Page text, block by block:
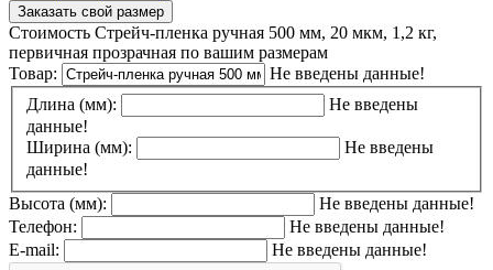
Заказать свой размер
Стоимость Стрейч-пленка ручная 500 мм, 20 мкм, 1,2 кг,
первичная прозрачная по вашим размерам
Товар:
Не введены данные!
Длина (мм):
Не введены
данные!
Ширина (мм):
Не введены
данные!
Высота (мм):
Не введены данные!
Телефон:
Не введены данные!
E-mail:
Не введены данные!